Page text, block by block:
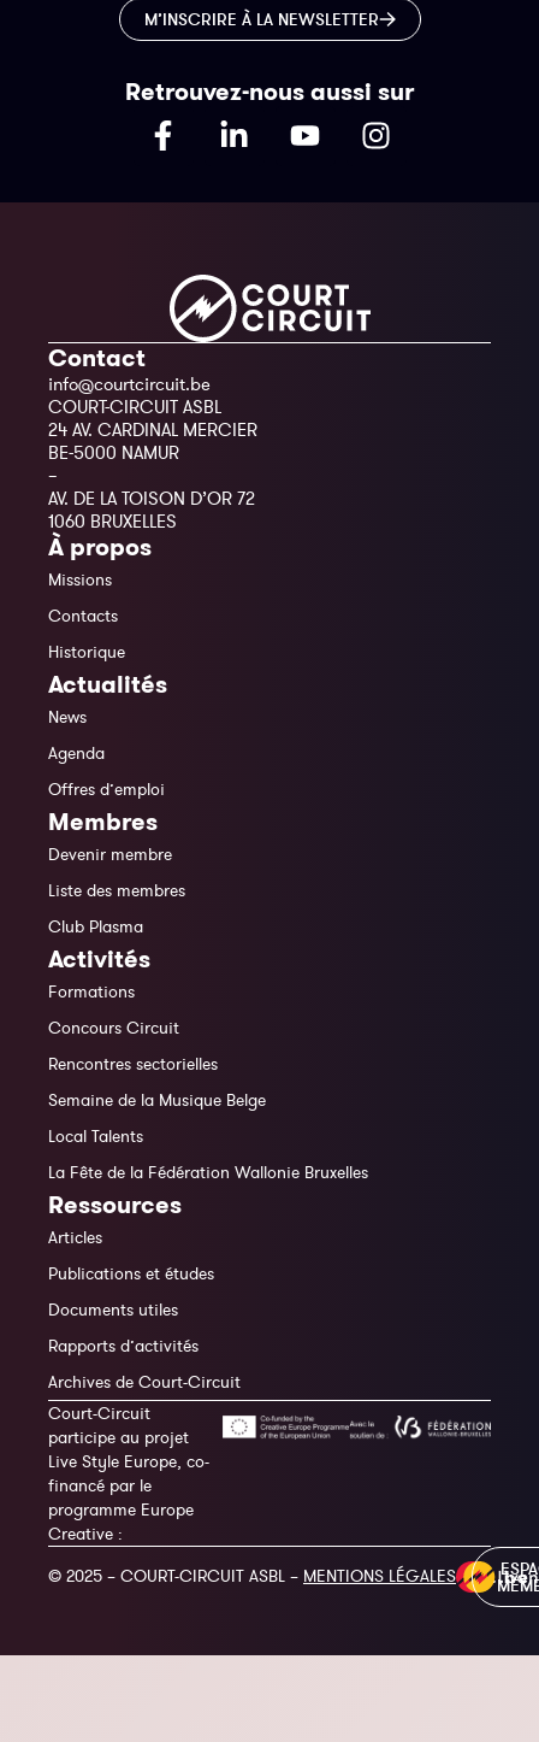
M’INSCRIRE À LA NEWSLETTER
Retrouvez-nous aussi sur
Contact
info@courtcircuit.be
COURT-CIRCUIT ASBL
24 AV. CARDINAL MERCIER
BE-5000 NAMUR
–
AV. DE LA TOISON D’OR 72
1060 BRUXELLES
À propos
Missions
Contacts
Historique
Actualités
News
Agenda
Offres d’emploi
Membres
Devenir membre
Liste des membres
Club Plasma
Activités
Formations
Concours Circuit
Rencontres sectorielles
Semaine de la Musique Belge
Local Talents
La Fête de la Fédération Wallonie Bruxelles
Ressources
Articles
Publications et études
Documents utiles
Rapports d’activités
Archives de Court-Circuit
Court-Circuit
participe au projet
Live Style Europe, co-
financé par le
programme Europe
Creative :
© 2025 – COURT-CIRCUIT ASBL – MENTIONS LÉGALES